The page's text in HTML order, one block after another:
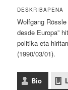
DESKRIBAPENA
Wolfgang
desde Europa”
politika eta
(1990/03/01).
Bio